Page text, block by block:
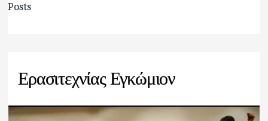
Posts
Ερασιτεχνίας Εγκώμιον